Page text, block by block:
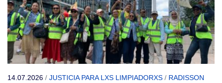
14.07.2026 / JUSTICIA PARA LXS LIMPIADORXS / RADISSON